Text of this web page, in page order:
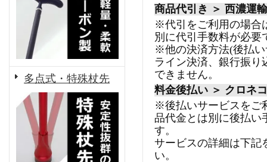
多点式・特殊杖先
商品代引き ＞ 西濃運輸
※代引をご利用の場合
別に代引手数料が必要
※他の決済方法(後払
ライン決済、銀行振り
できません。
料金後払い ＞ クロネ
※後払いサービスをご
品代金とは別に後払い
す。
サービスの詳細は下記
い。